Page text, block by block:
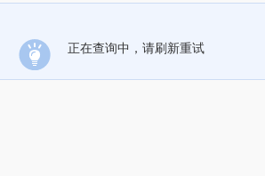
正在查询中，请刷新重试